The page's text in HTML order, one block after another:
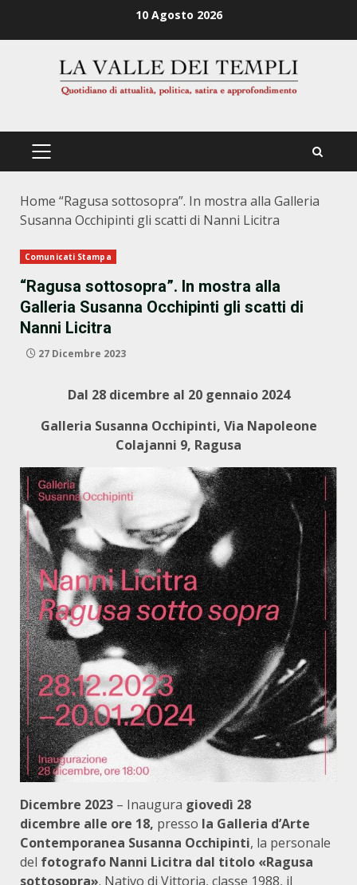
10 Agosto 2026
PRIMÄRES
Home “Ragusa sottosopra”. In mostra alla Galleria
Susanna Occhipinti gli scatti di Nanni Licitra
Comunicati Stampa
“Ragusa sottosopra”. In mostra alla
Galleria Susanna Occhipinti gli scatti di
Nanni Licitra
27 Dicembre 2023
Dal 28 dicembre al 20 gennaio 2024
Galleria Susanna Occhipinti, Via Napoleone
Colajanni 9, Ragusa
Dicembre 2023 – Inaugura giovedì 28
dicembre alle ore 18, presso la Galleria d’Arte
Contemporanea Susanna Occhipinti, la personale
del fotografo Nanni Licitra dal titolo «Ragusa
sottosopra». Nativo di Vittoria, classe 1988, il